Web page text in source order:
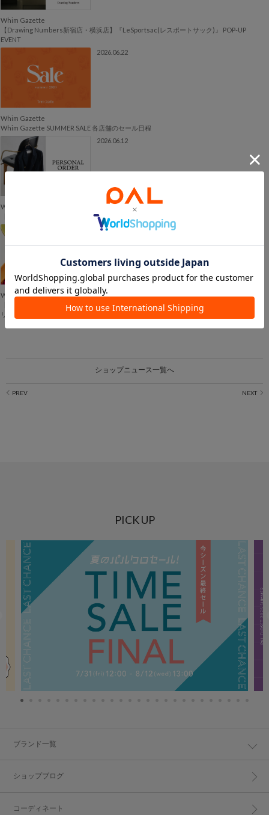
Whim Gazette
【Drawing Numbers新宿店・横浜店】『LeSportsac(レスポートサック)』 POP-UP
EVENT
2026.06.22
Whim Gazette
Whim Gazette SUMMER SALE 各店舗のセール日程
2026.06.12
Whim Gazette
【INFORMATION】ジャケット パーソナルオーダー会開催のお知らせ
2026.06.11
Whim Gazette
【Drawing Numbers新宿店・横浜店】『il Sandalo of Capri(イル サンダロ オブ カプ
リ)』 POP-UP EVENT
ショップニュース一覧へ
PICK UP
ブランド一覧
ショップブログ
コーディネート